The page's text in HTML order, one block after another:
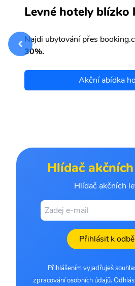
Levné hotely blízko
Najdi ubytování přes
30%.
Akční abídka
Hlídač
Hlídač akčních
Přihlásit k
Přihlášením vyjadřuješ
zpracování osobních údajů.